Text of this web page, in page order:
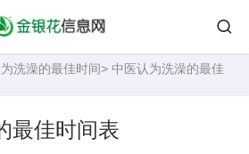
洗澡的最佳时间> 中医认为洗澡的最佳
最佳时间表